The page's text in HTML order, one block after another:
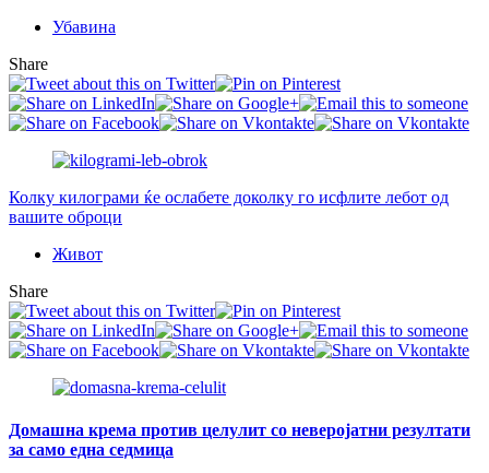
Убавина
Share
Колку килограми ќе ослабете доколку го исфлите лебот од
вашите оброци
Живот
Share
Домашна крема против целулит со неверојатни резултати
за само една седмица